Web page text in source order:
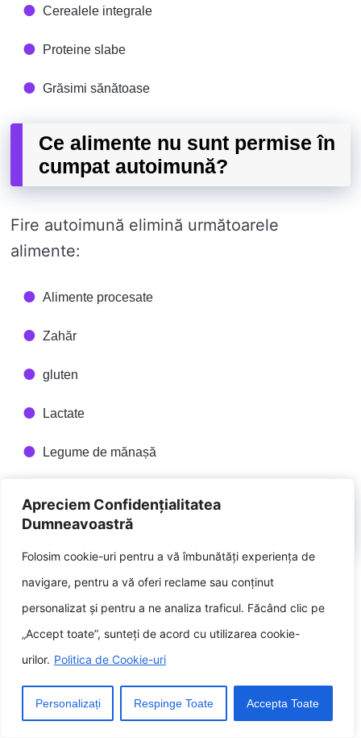
Apreciem Confidențialitatea
Dumneavoastră
Folosim cookie-uri pentru a vă îmbunătăți experiența de
navigare, pentru a vă oferi reclame sau conținut
personalizat și pentru a ne analiza traficul. Făcând clic pe
„Accept toate”, sunteți de acord cu utilizarea cookie-
urilor. Politica de Cookie-uri
Personalizați Respinge Toate Accepta Toate
Cerealele integrale
Proteine ​​slabe
Grăsimi sănătoase
Ce alimente nu sunt permise în
cumpat autoimună?
Fire autoimună elimină următoarele
alimente:
Alimente procesate
Zahăr
gluten
Lactate
Legume de mănașă
Cum să urmezi cumpat
autoimună
Fire autoimună este un vorba pe tot
parcursul vieții, dar eventual fi perfect
eficientă în gestionarea simptomelor
afecțiunilor autoimune. Iată câteva sfaturi
spre a buba o dietă autoimună: